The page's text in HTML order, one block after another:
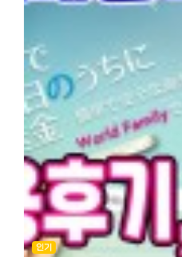
신한은행 계열인 SBJ은행 송금,
서비스간 장단점을 비교하였습
◆와이즈(구 트랜스퍼와이즈):
추천이 많아 사용해봤습니다. 최
변경했습니다.
세달이내 주민표나 마이넘버카드
개인인증에 문제없으면 2-3일에
송금 950,000원 이하라면 받는
편리합니다.
송금이 급할 시에는 메일로 연락
반려되어 처리가 지연될 수 있
핸드폰 SMS를 통해 본인확인을
은행이나 송금업체에 찾아갈 필
7만5천엔까지 수수료가 무료이
한번은 가장 저렴하고 편하게 보
인기